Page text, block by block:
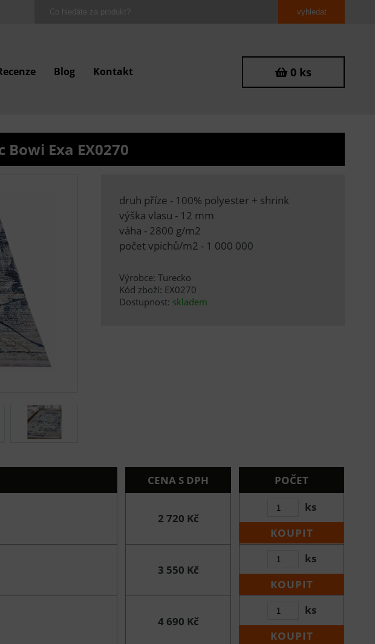
Blog Kontakt 0 ks
Exa EX0270
druh příze - 100% polyester + shrink
výška vlasu - 12 mm
váha - 2800 g/m2
počet vpichů/m2 - 1 000 000
Výrobce: Turecko
Kód zboží: EX0270
Dostupnost: skladem
CENA S DPH POČET
2 720 Kč
ks
KOUPIT
3 550 Kč
ks
KOUPIT
4 690 Kč
ks
KOUPIT